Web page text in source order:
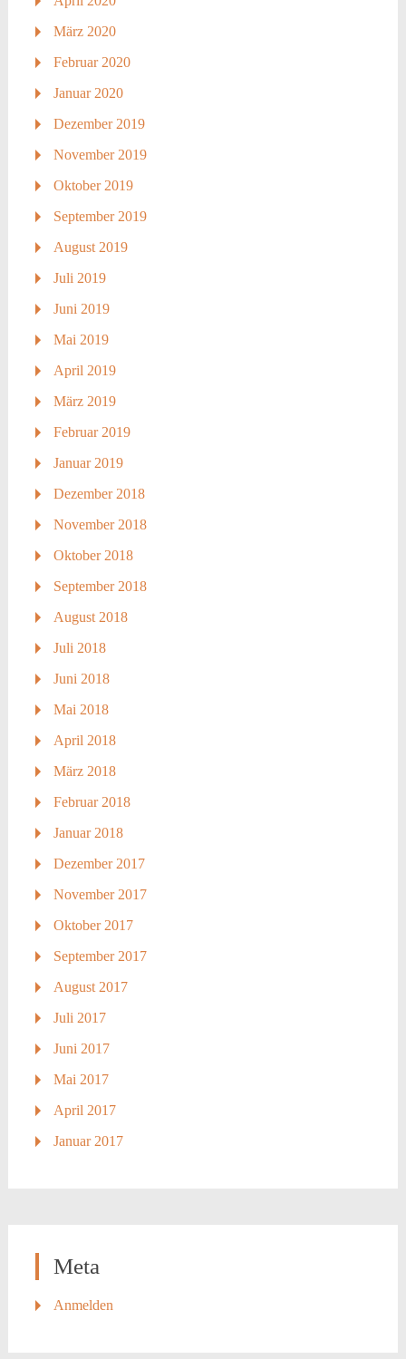
März 2020
Februar 2020
Januar 2020
Dezember 2019
November 2019
Oktober 2019
September 2019
August 2019
Juli 2019
Juni 2019
Mai 2019
April 2019
März 2019
Februar 2019
Januar 2019
Dezember 2018
November 2018
Oktober 2018
September 2018
August 2018
Juli 2018
Juni 2018
Mai 2018
April 2018
März 2018
Februar 2018
Januar 2018
Dezember 2017
November 2017
Oktober 2017
September 2017
August 2017
Juli 2017
Juni 2017
Mai 2017
April 2017
Januar 2017
Meta
Anmelden